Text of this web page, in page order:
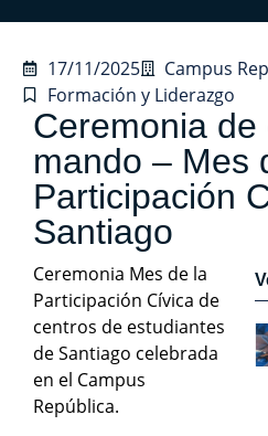
17/11/2025
Campus
Formación y Liderazgo
Ceremonia de
mando – Mes
Participación
Santiago
Ceremonia Mes de la
Participación Cívica de
centros de estudiantes
de Santiago celebrada
en el Campus
República.